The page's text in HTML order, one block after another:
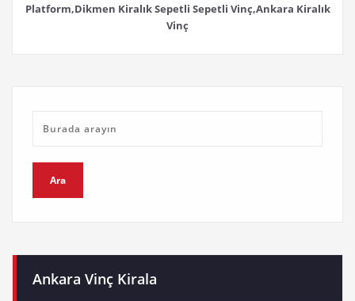
Platform,Dikmen Kiralık Sepetli Sepetli Vinç,Ankara Kiralık
Vinç
Ankara Vinç Kirala